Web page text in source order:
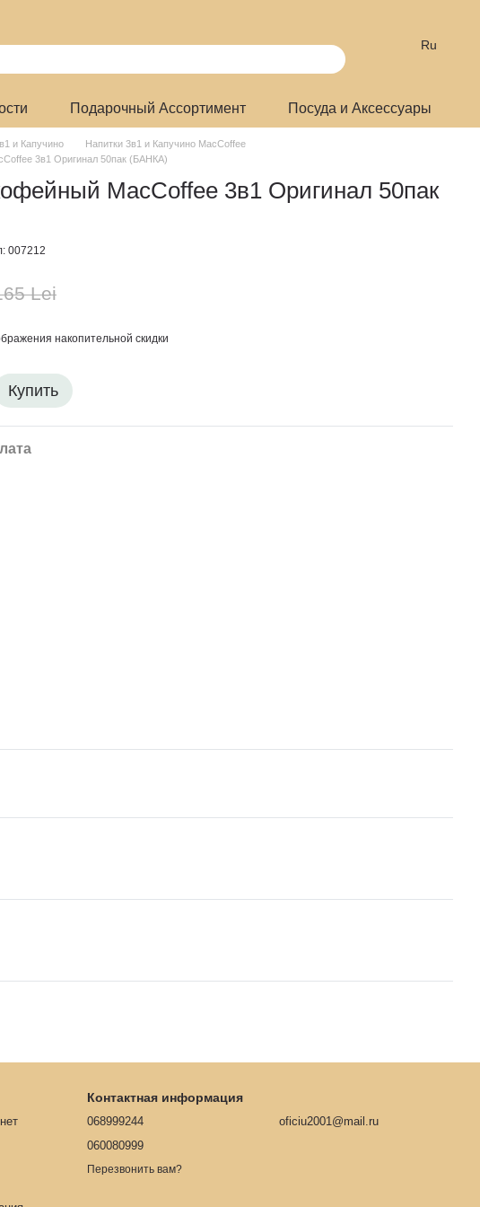
Ru
Подарочный Ассортимент Посуда и Аксессуары
и Капучино
Напитки 3в1 и Капучино MacCoffee
3в1 Оригинал 50пак (БАНКА)
MacCoffee 3в1 Оригинал 50пак
007212
Lei
накопительной скидки
Купить
Контактная информация
068999244
060080999
Перезвонить вам?
oficiu2001@mail.ru